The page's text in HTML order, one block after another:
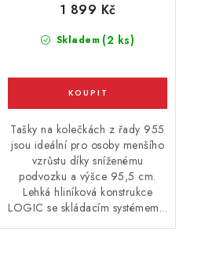
Skladem (2 ks)
1 899 Kč
Tašky na kolečkách z řady 955
jsou ideální pro osoby menšího
vzrůstu díky sníženému
podvozku a výšce 95,5 cm.
Lehká hliníková konstrukce
LOGIC se skládacím systémem...